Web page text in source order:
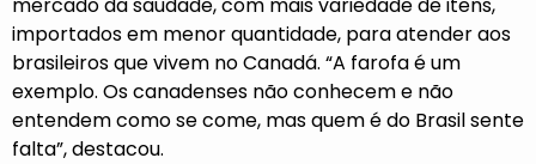
importados em menor quantidade, para atender aos
brasileiros que vivem no Canadá. “A farofa é um
exemplo. Os canadenses não conhecem e não
entendem como se come, mas quem é do Brasil sente
falta”, destacou.